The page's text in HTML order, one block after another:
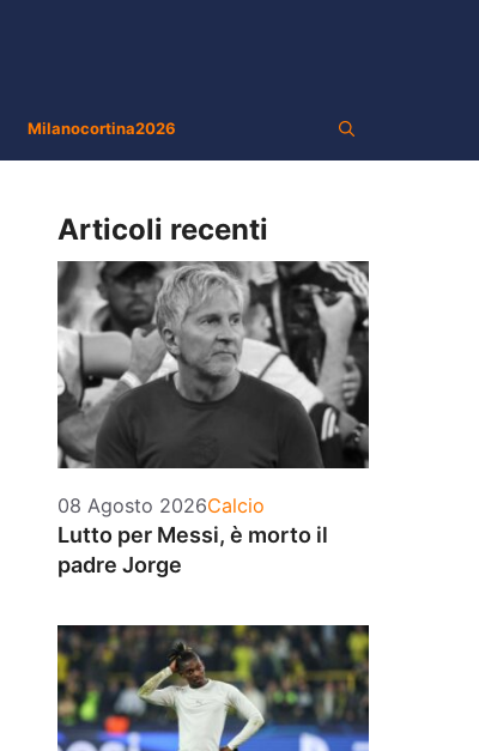
Milanocortina2026
Articoli recenti
08 Agosto 2026Categorie
Calcio
Lutto per Messi, è morto il
padre Jorge